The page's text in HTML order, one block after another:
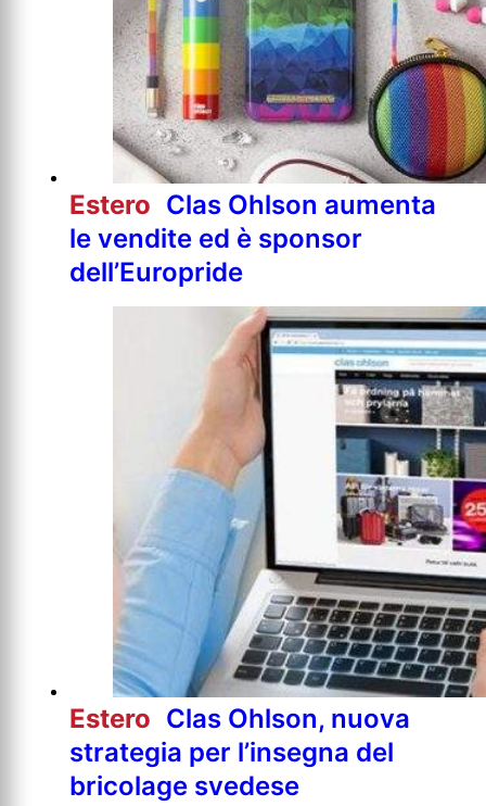
Estero Clas Ohlson aumenta
le vendite ed è sponsor
dell’Europride
Estero Clas Ohlson, nuova
strategia per l’insegna del
bricolage svedese